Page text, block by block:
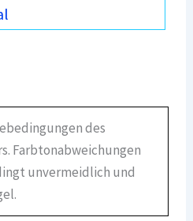
des
Farbtonabweichungen
unvermeidlich und